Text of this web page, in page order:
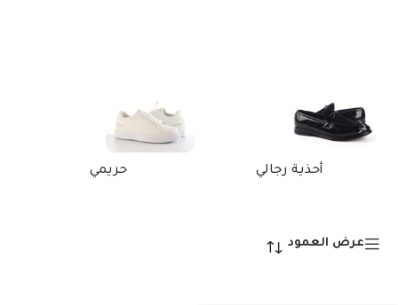
أحذية رجالي حريمي
عرض العمود